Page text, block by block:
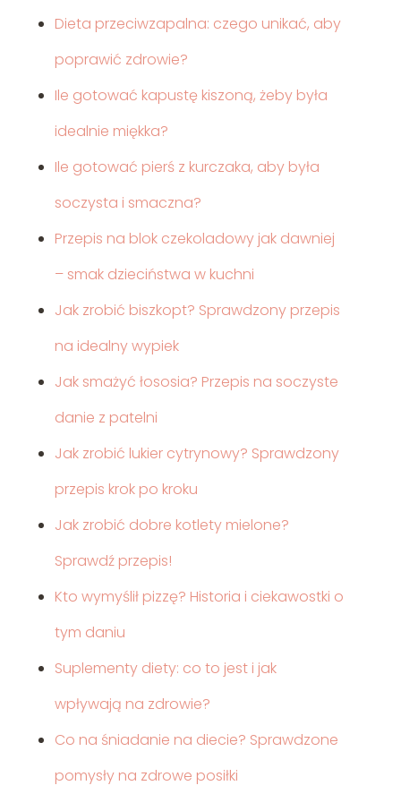
Dieta przeciwzapalna: czego unikać, aby
poprawić zdrowie?
Ile gotować kapustę kiszoną, żeby była
idealnie miękka?
Ile gotować pierś z kurczaka, aby była
soczysta i smaczna?
Przepis na blok czekoladowy jak dawniej
– smak dzieciństwa w kuchni
Jak zrobić biszkopt? Sprawdzony przepis
na idealny wypiek
Jak smażyć łososia? Przepis na soczyste
danie z patelni
Jak zrobić lukier cytrynowy? Sprawdzony
przepis krok po kroku
Jak zrobić dobre kotlety mielone?
Sprawdź przepis!
Kto wymyślił pizzę? Historia i ciekawostki o
tym daniu
Suplementy diety: co to jest i jak
wpływają na zdrowie?
Co na śniadanie na diecie? Sprawdzone
pomysły na zdrowe posiłki